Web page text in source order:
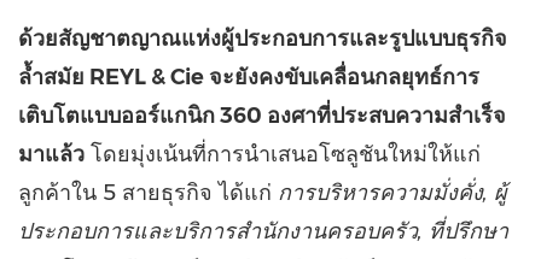
ด้วยสัญชาตญาณแห่งผู้ประกอบการและรูปแบบธุรกิจ
ล้ำสมัย REYL & Cie จะยังคงขับเคลื่อนกลยุทธ์การ
เติบโตแบบออร์แกนิก 360 องศาที่ประสบความสำเร็จ
มาแล้ว โดยมุ่งเน้นที่การนำเสนอโซลูชันใหม่ให้แก่
ลูกค้าใน 5 สายธุรกิจ ได้แก่ การบริหารความมั่งคั่ง, ผู้
ประกอบการและบริการสำนักงานครอบครัว, ที่ปรึกษา